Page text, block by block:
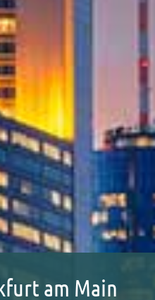
am Main